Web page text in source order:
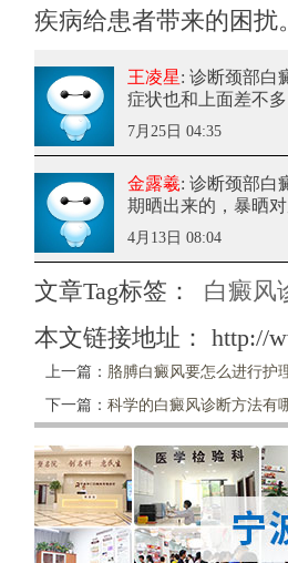
疾病给患者带来的困扰。
王凌星: 诊断颈部白
症状也和上面差不
7月25日 04:35
金露羲: 诊断颈部白
期晒出来的，暴晒
4月13日 08:04
文章Tag标签： 白癜风
本文链接地址： http://
上一篇： 胳膊白癜风要怎么进行护
下一篇： 科学的白癜风诊断方法有